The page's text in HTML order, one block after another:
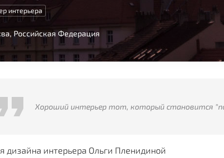
интерьера
Российская Федерация
Хороший интерьер тот, который становится
дизайна интерьера Ольги Пленидиной